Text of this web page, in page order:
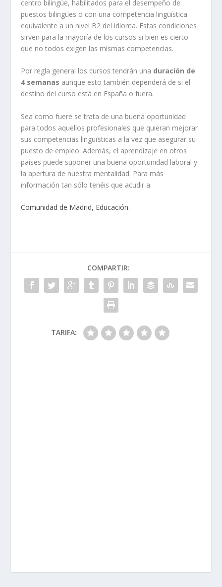
centro bilingüe, habilitados para el desempeño de
puestos bilingües o con una competencia lingüística
equivalente a un nivel B2 del idioma. Estas condiciones
sirven para la mayoría de los cursos si bien es cierto
que no todos exigen las mismas competencias.
Por regla general los cursos tendrán una duración de
4 semanas aunque esto también dependerá de si el
destino del curso está en España o fuera.
Sea como fuere se trata de una buena oportunidad
para todos aquellos profesionales que quieran mejorar
sus competencias linguïsticas a la vez que asegurar su
puesto de empleo. Además, el aprendizaje en otros
países puede suponer una buena oportunidad laboral y
la apertura de nuestra mentalidad. Para más
información tan sólo tenéis que acudir a:
Comunidad de Madrid, Educación.
COMPARTIR:
TARIFA: